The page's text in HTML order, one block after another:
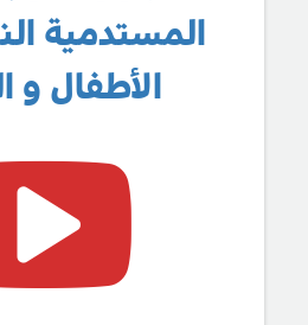
المستدمية
الأطفال و